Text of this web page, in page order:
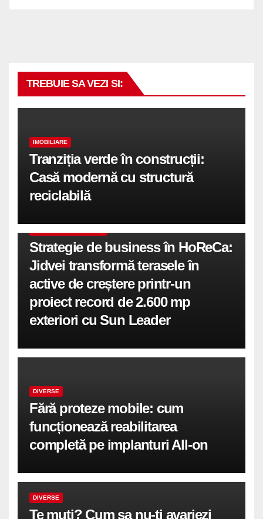
TREBUIE SA VEZI SI:
IMOBILIARE
Tranziția verde în construcții:
Casă modernă cu structură
reciclabilă
Strategie de business în HoReCa:
Jidvei transformă terasele în
active de creștere printr-un
proiect record de 2.600 mp
exteriori cu Sun Leader
DIVERSE
Fără proteze mobile: cum
funcționează reabilitarea
completă pe implanturi All-on
DIVERSE
Te muti? Cum sa nu-ti avariezi